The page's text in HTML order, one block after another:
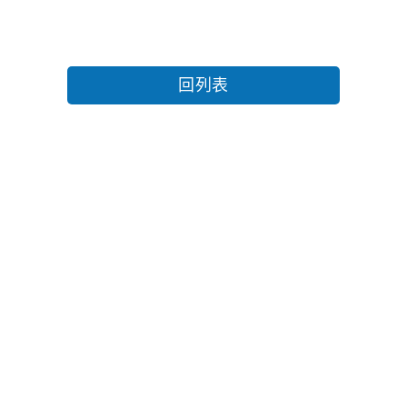
回列表